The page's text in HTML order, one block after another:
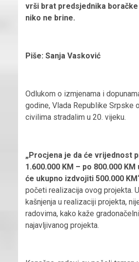
vrši brat predsjednika
niko ne brine.
Piše: Sanja Vasković
Odlukom o izmjenama i
godine, Vlada Republike Srpske
civilima stradalim u 20. vijeku.
„Procjena je da će vrijednost
1.600.000 KM – po 800.000
će ukupno izdvojiti 500.000
početi realizacija ovog projekta.
kašnjenja u realizaciji projekta,
radovima, kako kaže
najavljivanog projekta.